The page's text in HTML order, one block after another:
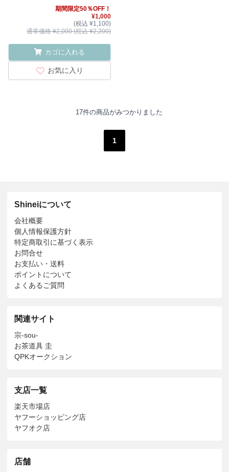
期間限定50％OFF！
¥1,000
(税込 ¥1,100)
通常価格 ¥2,000 (税込 ¥2,200)
カゴに入れる
お気に入り
17件の商品がみつかりました
1
Shineiについて
会社概要
個人情報保護方針
特定商取引に基づく表示
お問合せ
お支払い・送料
ポイントについて
よくあるご質問
関連サイト
宗-sou-
お茶道具 圭
QPKオークション
支店一覧
楽天市場店
ヤフーショッピング店
ヤフオク店
店舗